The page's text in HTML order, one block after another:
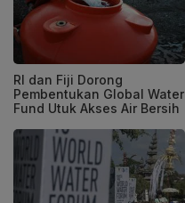
RI dan Fiji Dorong
Pembentukan Global Water
Fund Utuk Akses Air Bersih